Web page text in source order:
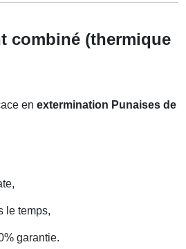
combiné (thermique
en extermination Punaises de
le temps,
garantie.